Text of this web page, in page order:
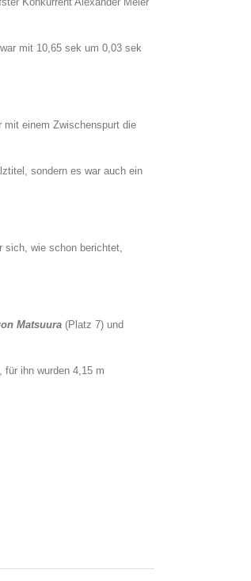
war mit 10,65 sek um 0,03 sek
mit einem Zwischenspurt die
sondern es war auch ein
sich, wie schon berichtet,
Matsuura (Platz 7) und
für ihn wurden 4,15 m